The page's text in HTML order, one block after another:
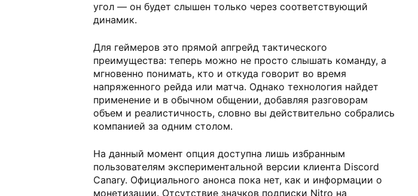
угол — он будет слышен только через соответствующий
динамик.
Для геймеров это прямой апгрейд тактического
преимущества: теперь можно не просто слышать команду, а
мгновенно понимать, кто и откуда говорит во время
напряженного рейда или матча. Однако технология найдет
применение и в обычном общении, добавляя разговорам
объем и реалистичность, словно вы действительно собрались
компанией за одним столом.
На данный момент опция доступна лишь избранным
пользователям экспериментальной версии клиента Discord
Canary. Официального анонса пока нет, как и информации о
монетизации. Отсутствие значков подписки Nitro на